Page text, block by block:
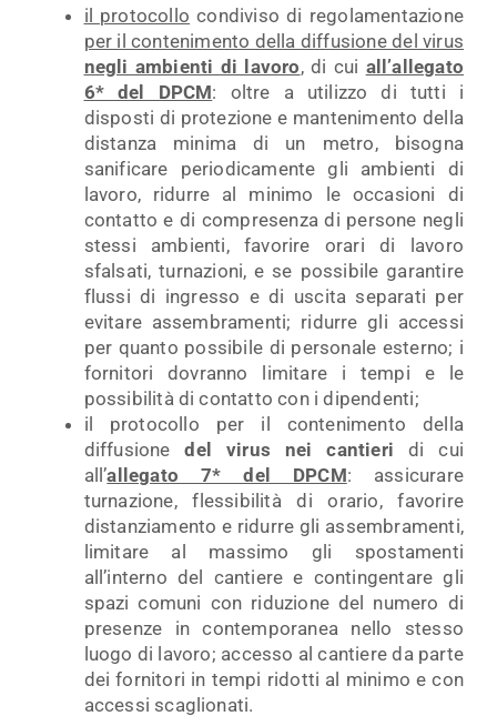
il protocollo condiviso di regolamentazione
per il contenimento della diffusione del virus
negli ambienti di lavoro, di cui all’allegato
6* del DPCM: oltre a utilizzo di tutti i
disposti di protezione e mantenimento della
distanza minima di un metro, bisogna
sanificare periodicamente gli ambienti di
lavoro, ridurre al minimo le occasioni di
contatto e di compresenza di persone negli
stessi ambienti, favorire orari di lavoro
sfalsati, turnazioni, e se possibile garantire
flussi di ingresso e di uscita separati per
evitare assembramenti; ridurre gli accessi
per quanto possibile di personale esterno; i
fornitori dovranno limitare i tempi e le
possibilità di contatto con i dipendenti;
il protocollo per il contenimento della
diffusione del virus nei cantieri di cui
all’allegato 7* del DPCM: assicurare
turnazione, flessibilità di orario, favorire
distanziamento e ridurre gli assembramenti,
limitare al massimo gli spostamenti
all’interno del cantiere e contingentare gli
spazi comuni con riduzione del numero di
presenze in contemporanea nello stesso
luogo di lavoro; accesso al cantiere da parte
dei fornitori in tempi ridotti al minimo e con
accessi scaglionati.